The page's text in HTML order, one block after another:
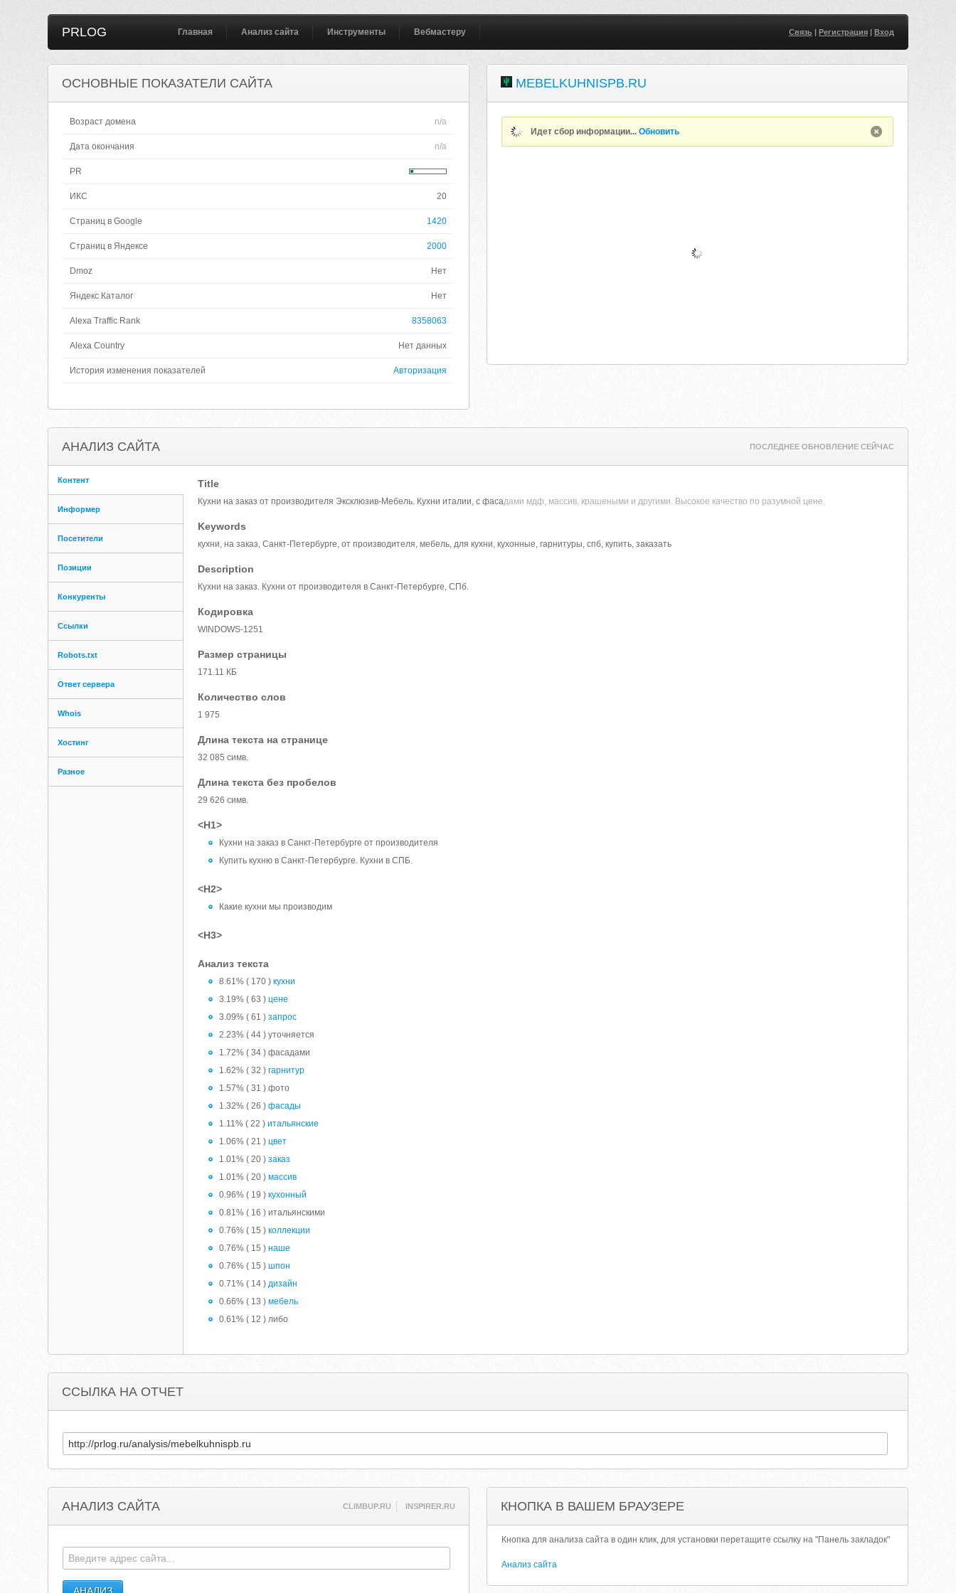
PRLOG Главная Анализ сайта Инструменты Вебмастеру Связь| Регистрация| Вход
ОСНОВНЫЕ ПОКАЗАТЕЛИ САЙТА
Возраст домена n/a
Дата окончания n/a
PR
ИКС 20
Страниц в Google 1420
Страниц в Яндексе 2000
Dmoz Нет
Яндекс Каталог Нет
Alexa Traffic Rank 8358063
Alexa Country Нет данных
История изменения показателей Авторизация
MEBELKUHNISPB.RU
Идет сбор информации...Обновить
АНАЛИЗ САЙТА ПОСЛЕДНЕЕ ОБНОВЛЕНИЕ СЕЙЧАС
Контент
Информер
Посетители
Позиции
Конкуренты
Ссылки
Robots.txt
Ответ сервера
Whois
Хостинг
Разное
Title
Кухни на заказ от производителя Эксклюзив-Мебель. Кухни италии, с фасадами мдф, массив, крашеными и другими. Высокое качество по разумной цене.
Keywords
кухни, на заказ, Санкт-Петербурге, от производителя, мебель, для кухни, кухонные, гарнитуры, спб, купить, заказать
Description
Кухни на заказ. Кухни от производителя в Санкт-Петербурге, СПб.
Кодировка
WINDOWS-1251
Размер страницы
171.11 КБ
Количество слов
1 975
Длина текста на странице
32 085 симв.
Длина текста без пробелов
29 626 симв.
<H1>
Кухни на заказ в Санкт-Петербурге от производителя
Купить кухню в Санкт-Петербурге. Кухни в СПБ.
<H2>
Какие кухни мы производим
<H3>
Анализ текста
8.61% ( 170 )кухни
3.19% ( 63 )цене
3.09% ( 61 )запрос
2.23% ( 44 ) уточняется
1.72% ( 34 ) фасадами
1.62% ( 32 )гарнитур
1.57% ( 31 ) фото
1.32% ( 26 )фасады
1.11% ( 22 )итальянские
1.06% ( 21 )цвет
1.01% ( 20 )заказ
1.01% ( 20 )массив
0.96% ( 19 )кухонный
0.81% ( 16 ) итальянскими
0.76% ( 15 )коллекции
0.76% ( 15 )наше
0.76% ( 15 )шпон
0.71% ( 14 )дизайн
0.66% ( 13 )мебель
0.61% ( 12 ) либо
ССЫЛКА НА ОТЧЕТ
АНАЛИЗ САЙТА CLIMBUP.RU INSPIRER.RU КНОПКА В ВАШЕМ БРАУЗЕРЕ
Кнопка для анализа сайта в один клик, для установки перетащите ссылку на "Панель закладок"
Анализ сайта